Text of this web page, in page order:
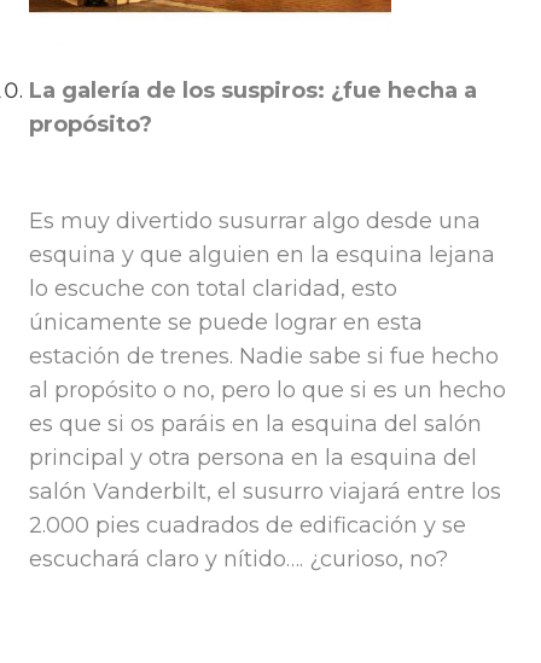
La galería de los suspiros: ¿fue hecha a
propósito?
Es muy divertido susurrar algo desde una
esquina y que alguien en la esquina lejana
lo escuche con total claridad, esto
únicamente se puede lograr en esta
estación de trenes. Nadie sabe si fue hecho
al propósito o no, pero lo que si es un hecho
es que si os paráis en la esquina del salón
principal y otra persona en la esquina del
salón Vanderbilt, el susurro viajará entre los
2.000 pies cuadrados de edificación y se
escuchará claro y nítido…. ¿curioso, no?